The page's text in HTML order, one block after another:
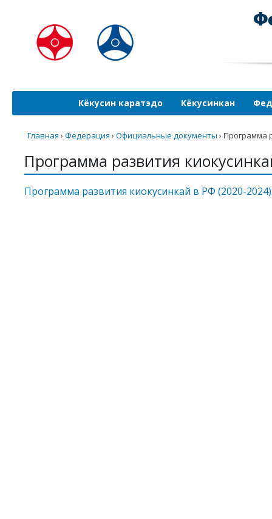
Кёкусин каратэдо Кёкусинкан
Главная › Федерация › Официальные документы › Программа
Программа развития
Программа развития киокусинкай в РФ (2020-